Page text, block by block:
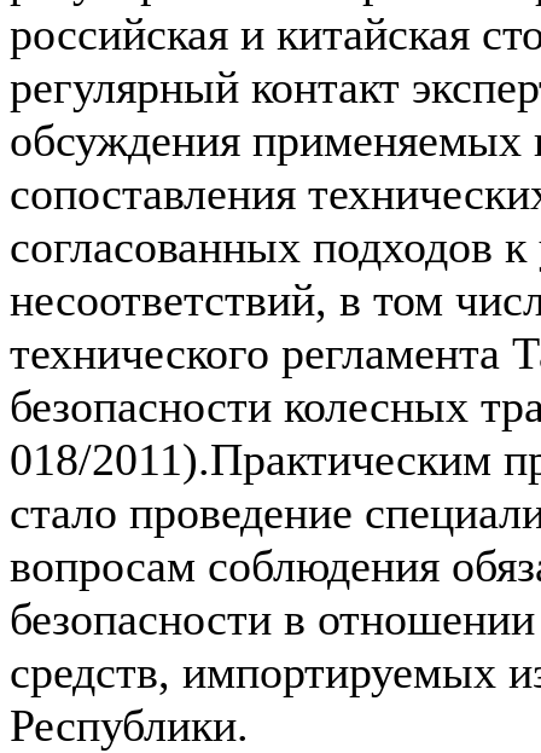
российская и китайская
регулярный контакт
обсуждения применяемых
сопоставления
согласованных подходов
несоответствий, в том
технического
безопасности колесных
018/2011).Практическим
стало проведение
вопросам соблюдения
безопасности в
средств, импортируемых
Республики.